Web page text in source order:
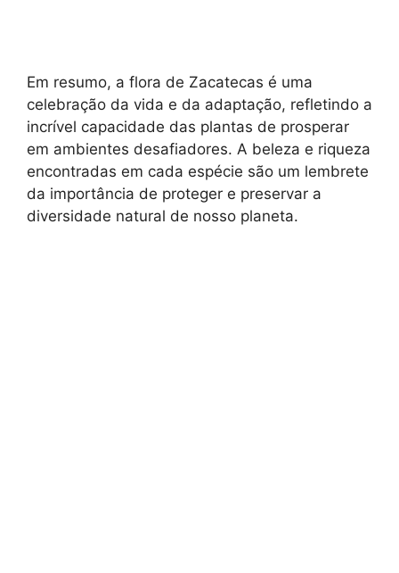
Em resumo, a flora de Zacatecas é uma
celebração da vida e da adaptação, refletindo a
incrível capacidade das plantas de prosperar
em ambientes desafiadores. A beleza e riqueza
encontradas em cada espécie são um lembrete
da importância de proteger e preservar a
diversidade natural de nosso planeta.